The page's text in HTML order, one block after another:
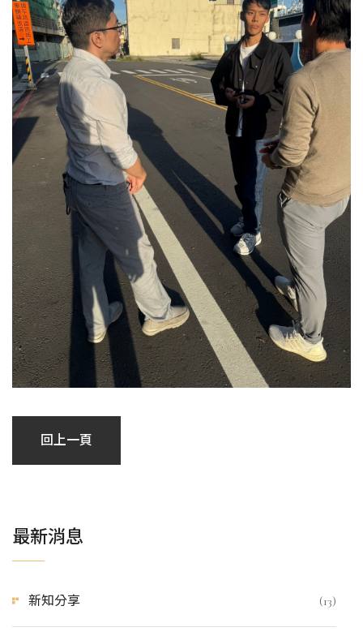
最新消息
新知分享 (13)
回上一頁